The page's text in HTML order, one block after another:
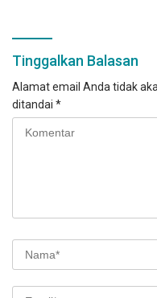
Tinggalkan Balasan
Alamat email Anda tidak
ditandai *